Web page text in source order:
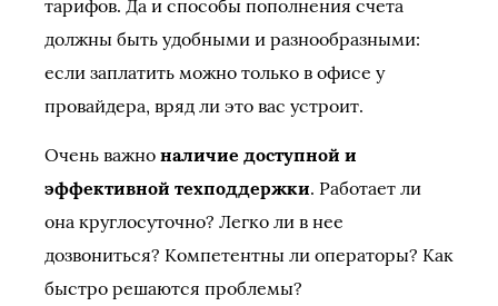
тарифов. Да и способы пополнения счета
должны быть удобными и разнообразными:
если заплатить можно только в офисе у
провайдера, вряд ли это вас устроит.
Очень важно наличие доступной и
эффективной техподдержки. Работает ли
она круглосуточно? Легко ли в нее
дозвониться? Компетентны ли операторы? Как
быстро решаются проблемы?